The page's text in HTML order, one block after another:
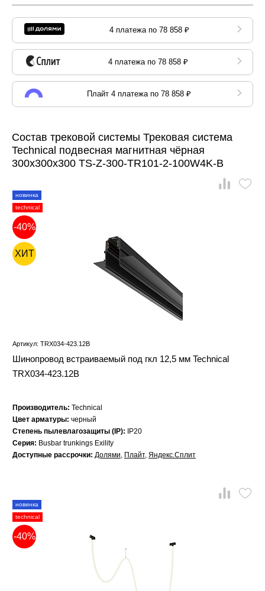
4 платежа по 78 858 ₽
4 платежа по 78 858 ₽
Плайт 4 платежа по 78 858 ₽
Состав трековой системы Трековая система
Technical подвесная магнитная чёрная
300x300x300 TS-Z-300-TR101-2-100W4K-B
новинка
technical
-40%
ХИТ
Артикул: TRX034-423.12B
Шинопровод встраиваемый под гкл 12,5 мм Technical
TRX034-423.12B
Производитель: Technical
Цвет арматуры: черный
Степень пылевлагозащиты (IP):
IP20
Серия: Busbar trunkings Exility
Доступные рассрочки: Долями, Плайт, Яндекс.Сплит
новинка
technical
-40%